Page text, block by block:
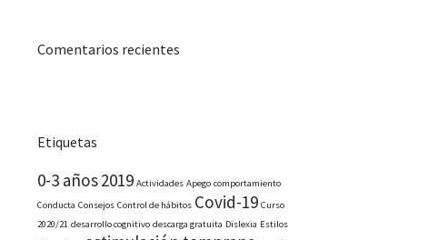
Comentarios recientes
Etiquetas
0-3 años2019 Actividades Apego comportamiento
Conducta Consejos Control de hábitos Covid-19 Curso
2020/21 desarrollo cognitivo descarga gratuita Dislexia Estilos